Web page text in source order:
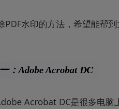
PDF水印的方法，希望能帮
：Adobe Acrobat DC
Acrobat DC是很多电脑